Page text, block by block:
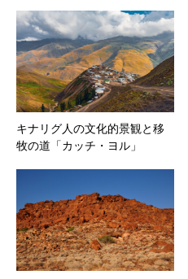
キナリグ人の文化的景観と移
牧の道「カッチ・ヨル」